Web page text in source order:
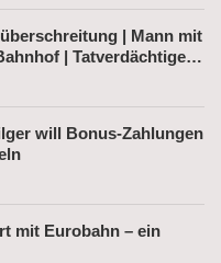
| Mann mit
| Tatverdächtiger
will Bonus-Zahlungen
mit Eurobahn – ein